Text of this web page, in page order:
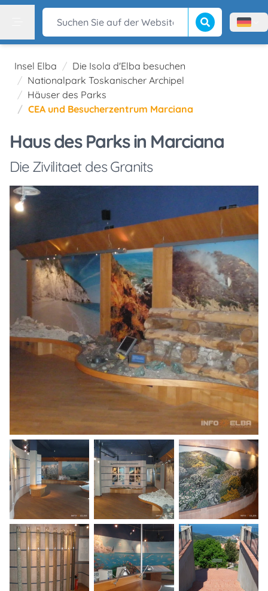
Suchen Sie auf der Website Suche beginnen
Menù
Insel Elba
Die Isola d'Elba besuchen
Nationalpark Toskanischer Archipel
Häuser des Parks
CEA und Besucherzentrum Marciana
Haus des Parks in Marciana
Die Zivilitaet des Granits